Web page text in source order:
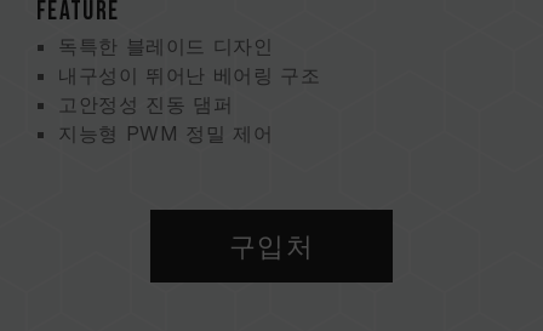
FEATURE
독특한 블레이드 디자인
내구성이 뛰어난 베어링 구조
고안정성 진동 댐퍼
지능형 PWM 정밀 제어
구입처